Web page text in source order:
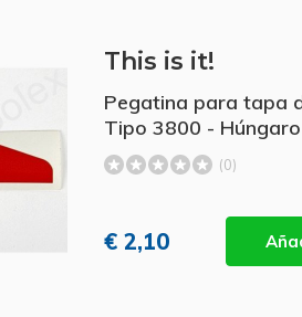
This is it!
Pegatina para tapa
Tipo 3800 - Húngaro
(0)
€ 2,10